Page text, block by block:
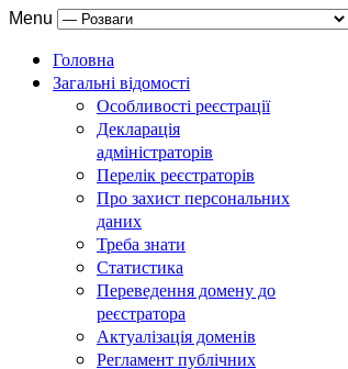
Menu
Головна
Загальні відомості
Особливості реєстрації
Декларація
адміністраторів
Перелік реєстраторів
Про захист персональних
даних
Треба знати
Статистика
Переведення домену до
реєстратора
Актуалізація доменів
Регламент публічних